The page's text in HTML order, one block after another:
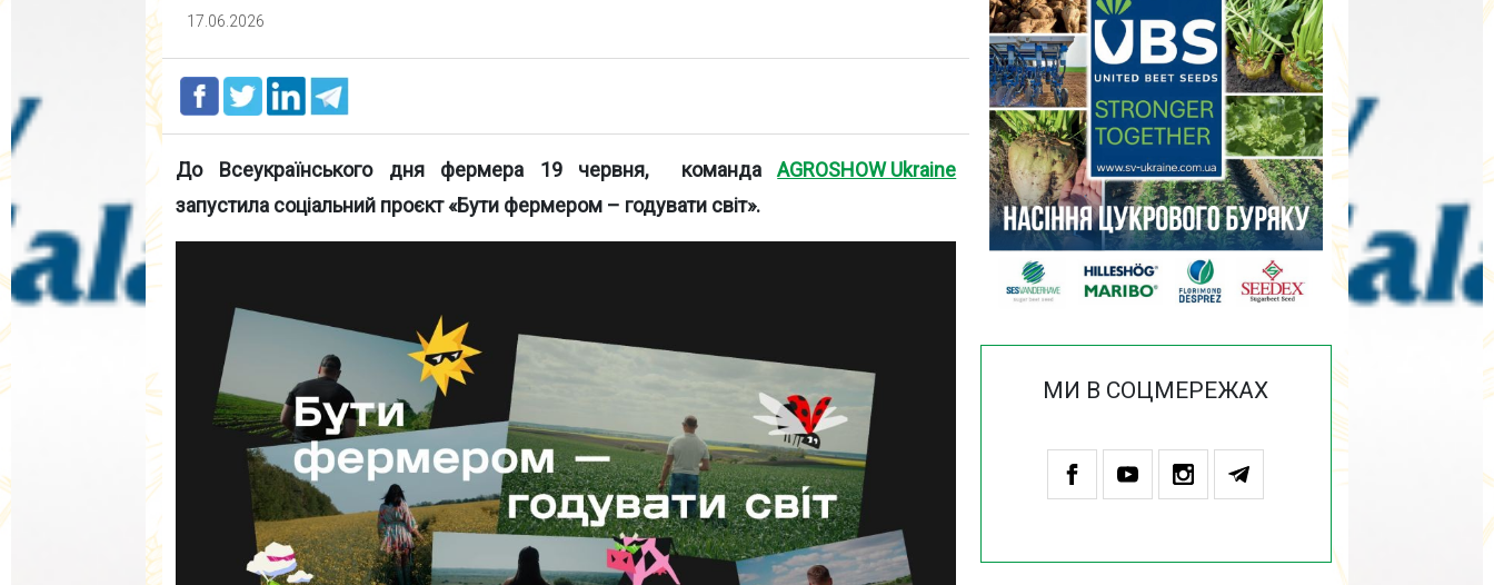
МИ В СОЦМЕРЕЖАХ
17.06.2026
До Всеукраїнського дня фермера 19 червня, командаAGROSHOW Ukraine
запустила соціальний проєкт «Бути фермером – годувати світ».